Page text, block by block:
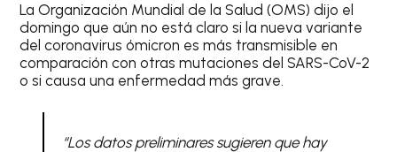
La Organización Mundial de la Salud (OMS) dijo el
domingo que aún no está claro si la nueva variante
del coronavirus ómicron es más transmisible en
comparación con otras mutaciones del SARS-CoV-2
o si causa una enfermedad más grave.
“Los datos preliminares sugieren que hay